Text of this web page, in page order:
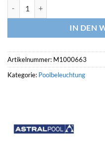
IN DEN
Artikelnummer: M1000663
Kategorie: Poolbeleuchtung